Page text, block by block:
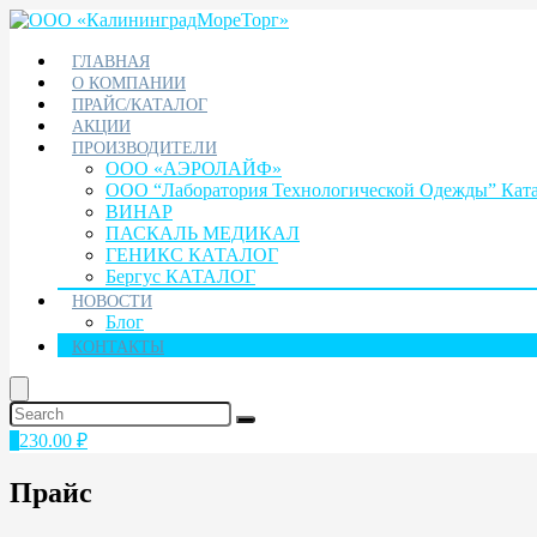
ГЛАВНАЯ
О КОМПАНИИ
ПРАЙС/КАТАЛОГ
АКЦИИ
ПРОИЗВОДИТЕЛИ
ООО «АЭРОЛАЙФ»
ООО “Лаборатория Технологической Одежды”
ВИНАР
ПАСКАЛЬ МЕДИКАЛ
ГЕНИКС КАТАЛОГ
Бергус КАТАЛОГ
НОВОСТИ
Блог
КОНТАКТЫ
230.00 ₽
Прайс